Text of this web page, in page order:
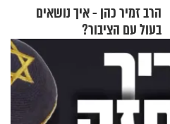
הרב זמיר כהן - איך נושאים
בעול עם הציבור?